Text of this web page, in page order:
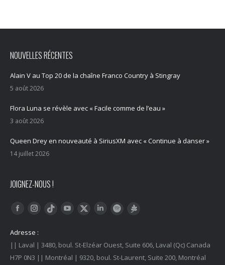
NOUVELLES RÉCENTES
Alain V au Top 20 de la chaîne Franco Country à Stingray
5 août 2026
Flora Luna se révèle avec « Facile comme de l’eau »
3 août 2026
Queen Drey en nouveauté à SiriusXM avec « Continue à danser »
14 juillet 2026
JOIGNEZ-NOUS !
Trouvez nous sur :
FacebookInstagram
Tiktok YouTubeTwitter LinkedInSpotify
Adresse :
|| Laval | 3480, boul. St-Elzéar Ouest, Suite 606, Laval (Qc) Canada
H7P 0N3 || Montréal | 9320, boul. St-Laurent, Suite 200, Montréal